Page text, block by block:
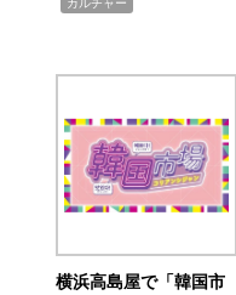
横浜高島屋で「韓国市